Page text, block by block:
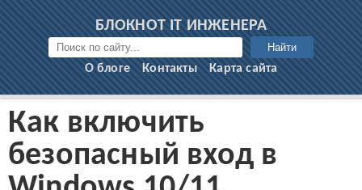
БЛОКНОТ IT ИНЖЕНЕРА
Найти
О блоге Контакты Карта сайта
Как включить
безопасный вход в